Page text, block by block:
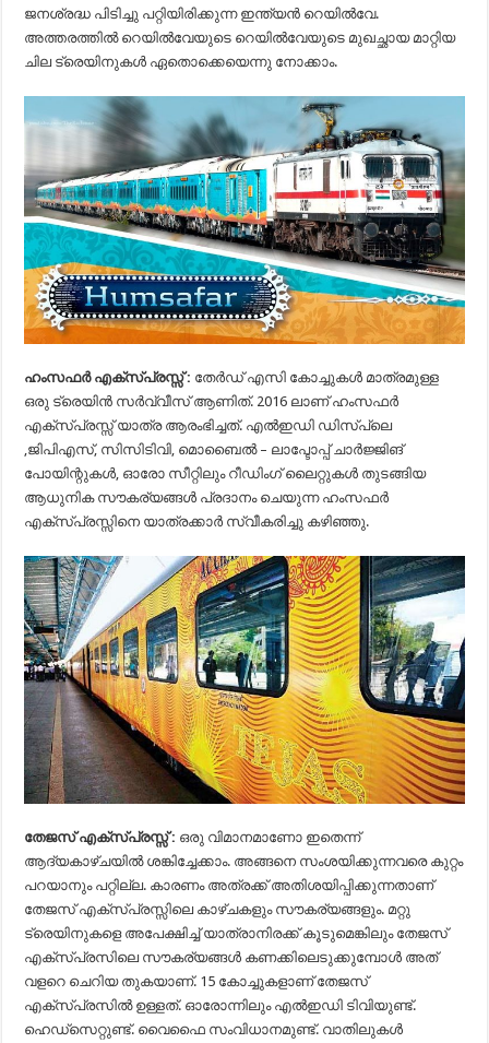
ജനശ്രദ്ധ പിടിച്ചു പറ്റിയിരിക്കുന്ന ഇന്ത്യൻ റെയിൽവേ.
അത്തരത്തിൽ റെയിൽവേയുടെ റെയിൽവേയുടെ മുഖച്ഛായ മാറ്റിയ
ചില ട്രെയിനുകൾ ഏതൊക്കെയെന്നു നോക്കാം.
ഹംസഫർ എക്സ്പ്രസ്സ് : തേർഡ് എസി കോച്ചുകൾ മാത്രമുള്ള
ഒരു ട്രെയിൻ സർവ്വീസ് ആണിത്. 2016 ലാണ് ഹംസഫർ
എക്സ്പ്രസ്സ് യാത്ര ആരംഭിച്ചത്. എൽഇഡി ഡിസ്‌പ്ലെ
,ജിപിഎസ്, സിസിടിവി, മൊബൈൽ – ലാപ്ടോപ്പ് ചാർജ്ജിങ്
പോയിന്റുകൾ, ഓരോ സീറ്റിലും റീഡിംഗ് ലൈറ്റുകൾ തുടങ്ങിയ
ആധുനിക സൗകര്യങ്ങൾ പ്രദാനം ചെയുന്ന ഹംസഫർ
എക്സ്പ്രസ്സിനെ യാത്രക്കാർ സ്വീകരിച്ചു കഴിഞ്ഞു.
തേജസ് എക്സ്പ്രസ്സ് : ഒരു വിമാനമാണോ ഇതെന്ന്
ആദ്യകാഴ്ചയില്‍ ശങ്കിച്ചേക്കാം. അങ്ങനെ സംശയിക്കുന്നവരെ കുറ്റം
പറയാനും പറ്റില്ല. കാരണം അത്രക്ക് അതിശയിപ്പിക്കുന്നതാണ്
തേജസ് എക്‌സ്പ്രസ്സിലെ കാഴ്ചകളും സൗകര്യങ്ങളും. മറ്റു
ട്രെയിനുകളെ അപേക്ഷിച്ച് യാത്രാനിരക്ക് കൂടുമെങ്കിലും തേജസ്
എക്‌സ്പ്രസിലെ സൗകര്യങ്ങള്‍ കണക്കിലെടുക്കുമ്പോള്‍ അത്
വളറെ ചെറിയ തുകയാണ്. 15 കോച്ചുകളാണ് തേജസ്
എക്‌സ്പ്രസില്‍ ഉള്ളത്. ഓരോന്നിലും എല്‍ഇഡി ടിവിയുണ്ട്.
ഹെഡ്‌സെറ്റുണ്ട്. വൈഫൈ സംവിധാനമുണ്ട്. വാതിലുകള്‍